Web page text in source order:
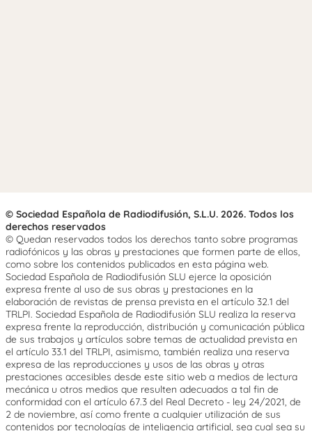
© Sociedad Española de Radiodifusión, S.L.U. 2026. Todos los
derechos reservados
© Quedan reservados todos los derechos tanto sobre programas
radiofónicos y las obras y prestaciones que formen parte de ellos,
como sobre los contenidos publicados en esta página web.
Sociedad Española de Radiodifusión SLU ejerce la oposición
expresa frente al uso de sus obras y prestaciones en la
elaboración de revistas de prensa prevista en el artículo 32.1 del
TRLPI. Sociedad Española de Radiodifusión SLU realiza la reserva
expresa frente la reproducción, distribución y comunicación pública
de sus trabajos y artículos sobre temas de actualidad prevista en
el artículo 33.1 del TRLPI, asimismo, también realiza una reserva
expresa de las reproducciones y usos de las obras y otras
prestaciones accesibles desde este sitio web a medios de lectura
mecánica u otros medios que resulten adecuados a tal fin de
conformidad con el artículo 67.3 del Real Decreto - ley 24/2021, de
2 de noviembre, así como frente a cualquier utilización de sus
contenidos por tecnologías de inteligencia artificial, sea cual sea su